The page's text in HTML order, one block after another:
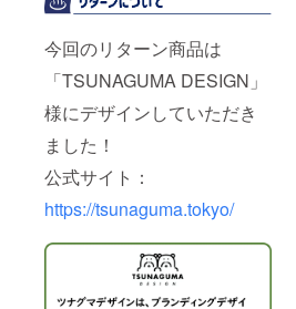
今回のリターン商品は
「TSUNAGUMA DESIGN」
様にデザインしていただき
ました！
公式サイト：
https://tsunaguma.tokyo/